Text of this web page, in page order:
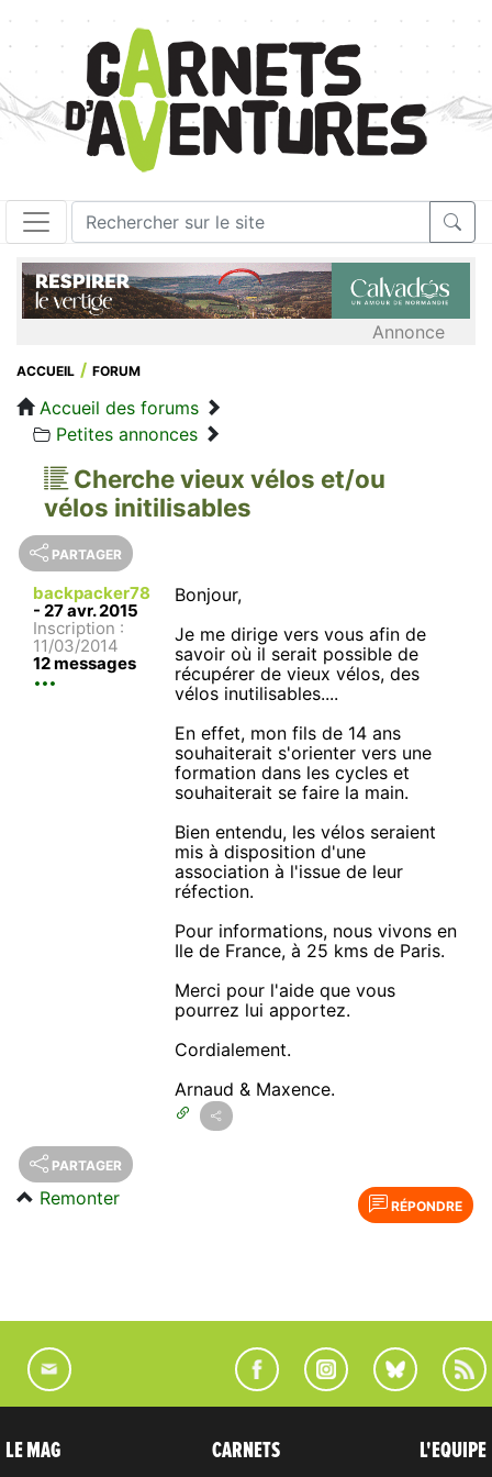
Annonce
ACCUEIL FORUM
Accueil des forums
Petites annonces
Cherche vieux vélos et/ou
vélos initilisables
PARTAGER
backpacker78
- 27 avr. 2015
Inscription :
11/03/2014
12 messages
Bonjour,
Je me dirige vers vous afin de
savoir où il serait possible de
récupérer de vieux vélos, des
vélos inutilisables....
En effet, mon fils de 14 ans
souhaiterait s'orienter vers une
formation dans les cycles et
souhaiterait se faire la main.
Bien entendu, les vélos seraient
mis à disposition d'une
association à l'issue de leur
réfection.
Pour informations, nous vivons en
Ile de France, à 25 kms de Paris.
Merci pour l'aide que vous
pourrez lui apportez.
Cordialement.
Arnaud & Maxence.
PARTAGER
RÉPONDRE
Remonter
LE MAG CARNETS L'EQUIPE